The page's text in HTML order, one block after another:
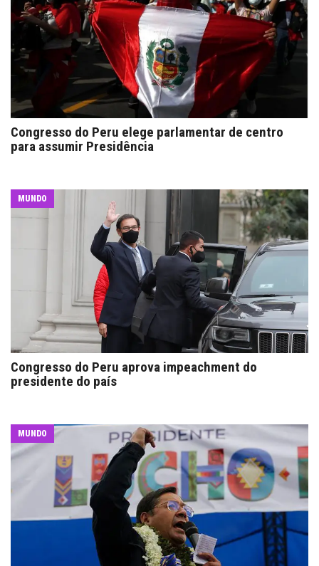
Congresso do Peru elege parlamentar de centro
para assumir Presidência
MUNDO
Congresso do Peru aprova impeachment do
presidente do país
MUNDO